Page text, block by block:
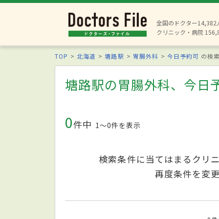
全国のドクター14,382
クリニック・病院
TOP 北海道 塘路駅 胃腸外科 今日予約可 の検
塘路駅の胃腸外科、今日
0件中 1〜0件を表示
検索条件に当てはまるクリ
再度条件を変